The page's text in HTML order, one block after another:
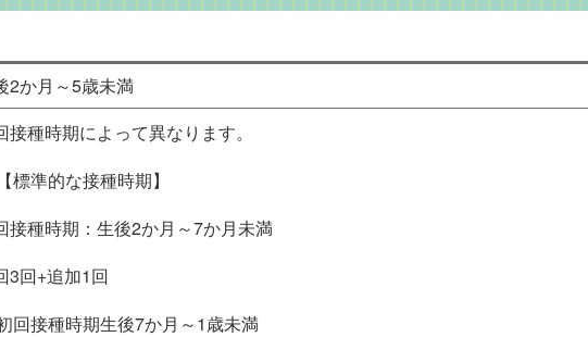
2か月～5歳未満
接種時期によって異なります。
標準的な接種時期】
接種時期：生後2か月～7か月未満
3回+追加1回
回接種時期生後7か月～1歳未満